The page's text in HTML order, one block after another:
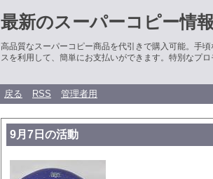
最新のスーパーコピー情
高品質なスーパーコピー商品を代引きで購入可能。手
スを利用して、簡単にお支払いができます。特別なプ
戻る RSS 管理者用
9月7日の活動